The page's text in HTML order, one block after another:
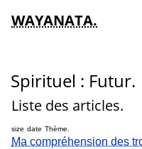
WAYANATA.
Spirituel : Futur.
Liste des articles.
size date Thème.
Ma compréhension des